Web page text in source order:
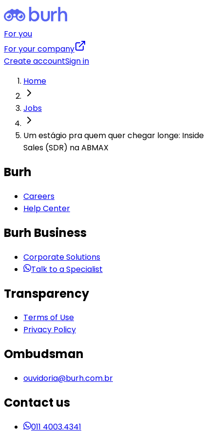
For you
For your company
Create accountSign in
Home
Jobs
Um estágio pra quem quer chegar longe: Inside
Sales (SDR) na ABMAX
Burh
Careers
Help Center
Burh Business
Corporate Solutions
Talk to a Specialist
Transparency
Terms of Use
Privacy Policy
Ombudsman
ouvidoria@burh.com.br
Contact us
011 4003.4341